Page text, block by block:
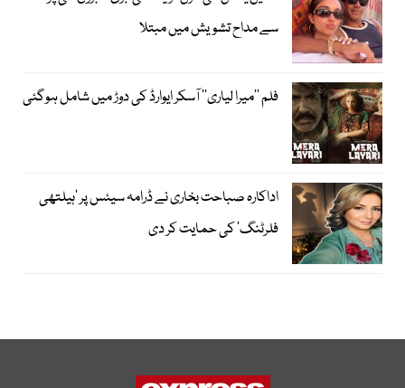
سے مداح تشویش میں مبتلا
فلم ’’میرا لیاری‘‘ آسکر ایوارڈ کی دوڑ میں شامل ہوگئی
اداکارہ صباحت بخاری نے ڈرامہ سیٹس پر ’ہیلتھی
فلرٹنگ‘ کی حمایت کر دی